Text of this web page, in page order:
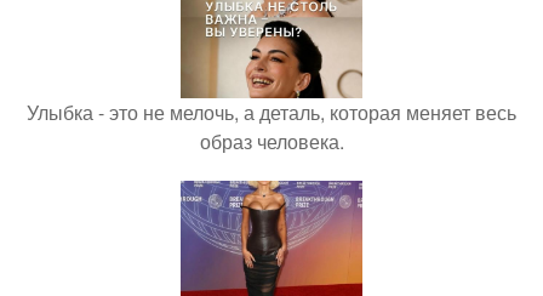
Улыбка - это не мелочь, а деталь, которая меняет весь
образ человека.